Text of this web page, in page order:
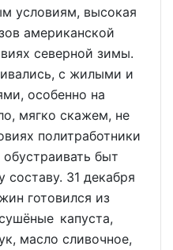
условиям, высокая
американской
северной зимы.
с жилыми и
особенно на
мягко скажем, не
политработники
быт
составу. 31 декабря
готовился из
капуста,
масло сливочное,